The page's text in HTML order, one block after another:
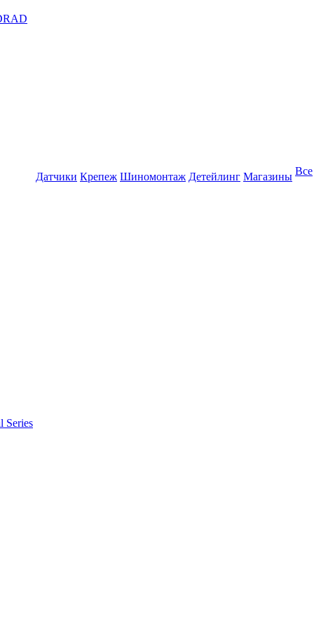
Series
Датчики Крепеж Шиномонтаж Детейлинг Магазины Все